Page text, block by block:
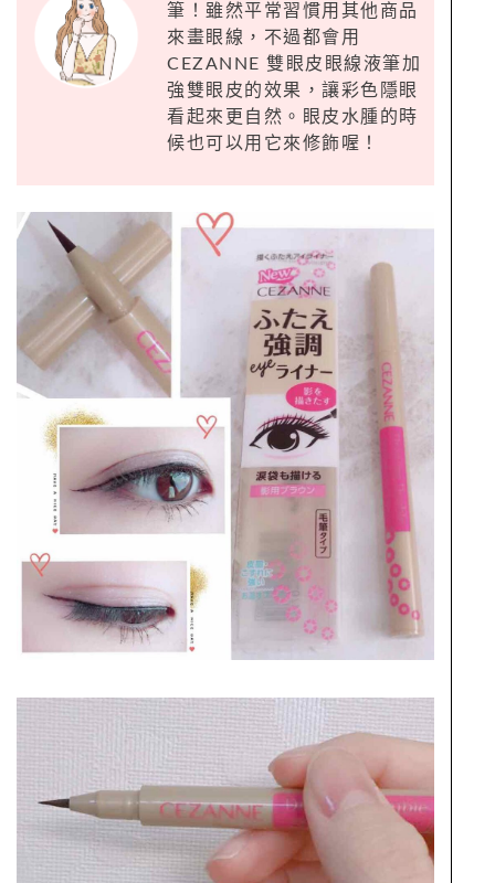
筆！雖然平常習慣用其他商品
來畫眼線，不過都會用
CEZANNE 雙眼皮眼線液筆加
強雙眼皮的效果，讓彩色隱眼
看起來更自然。眼皮水腫的時
候也可以用它來修飾喔！